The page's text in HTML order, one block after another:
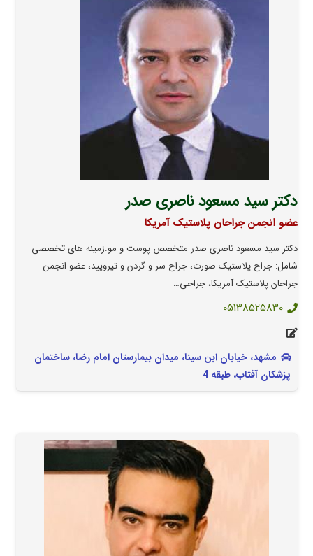
دکتر سید مسعود ناصری صدر
عضو انجمن جراحان پلاستیک آمریکا
دکتر سید مسعود ناصری صدر متخصص پوست و مو.زمینه های تخصصی
شامل: جراح پلاستیک صورت، جراح سر و گردن و تیرویید، عضو انجمن
جراحان پلاستیک آمریکا، جراحی…
05138525830
مشهد، خيابان ابن سينا، ميدان بيمارستان امام رضا، ساختمان
پزشكان آفتاب، طبقه 4